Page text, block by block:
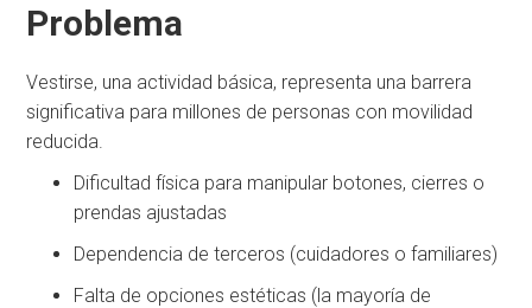
Problema
Vestirse, una actividad básica, representa una barrera
significativa para millones de personas con movilidad
reducida.
Dificultad física para manipular botones, cierres o
prendas ajustadas
Dependencia de terceros (cuidadores o familiares)
Falta de opciones estéticas (la mayoría de